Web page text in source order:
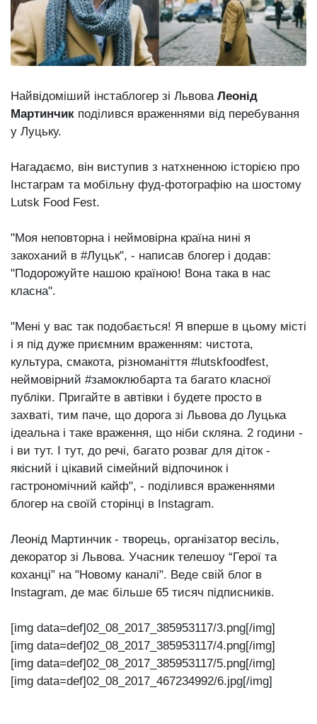
залишив у
Луцьку
три...
27 Липня 2026
756 переглядів
Аншлаг і
рекорд:
концерт
Оле...
26 Липня 2026
Персона
Лайф
ZONE 18+
Контакти
Найвідоміший інстаблогер зі Львова Леонід
Мартинчик поділився враженнями від перебування
у Луцьку.
Нагадаємо, він виступив з натхненною історією про
Інстаграм та мобільну фуд-фотографію на шостому
Lutsk Food Fest.
"Моя неповторна і неймовірна країна нині я
закоханий в #Луцьк", - написав блогер і додав:
"Подорожуйте нашою країною! Вона така в нас
класна".
"Мені у вас так подобається! Я вперше в цьому місті
і я під дуже приємним враженням: чистота,
культура, смакота, різноманіття #lutskfoodfest,
неймовірний #замоклюбарта та багато класної
публіки. Пригайте в автівки і будете просто в
захваті, тим паче, що дорога зі Львова до Луцька
ідеальна і таке враження, що ніби скляна. 2 години -
і ви тут. І тут, до речі, багато розваг для діток -
якісний і цікавий сімейний відпочинок і
гастрономічний кайф", - поділився враженнями
блогер на своїй сторінці в Instagram.
Леонід Мартинчик - творець, організатор весіль,
декоратор зі Львова. Учасник телешоу “Герої та
коханці” на "Новому каналі". Веде свій блог в
Instagram, де має більше 65 тисяч підписників.
[img data=def]02_08_2017_385953117/3.png[/img]
[img data=def]02_08_2017_385953117/4.png[/img]
[img data=def]02_08_2017_385953117/5.png[/img]
[img data=def]02_08_2017_467234992/6.jpg[/img]